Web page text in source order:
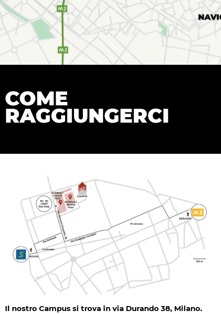
COME
RAGGIUNGERCI
Il nostro Campus si trova in via Durando 38, Milano.